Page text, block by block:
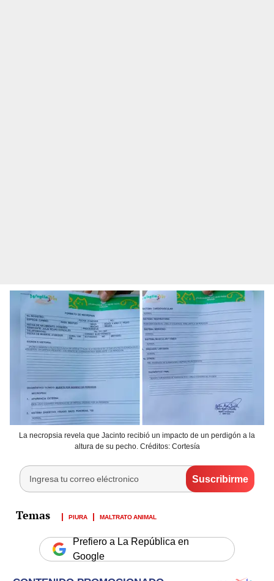
La necropsia revela que Jacinto recibió un impacto de un perdigón a la
altura de su pecho. Créditos: Cortesía
PIURA MALTRATO ANIMAL
Prefiero a La República en
Google